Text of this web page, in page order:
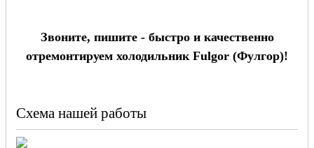
Звоните, пишите - быстро и качественно
отремонтируем холодильник Fulgor (Фулгор)!
Схема нашей работы